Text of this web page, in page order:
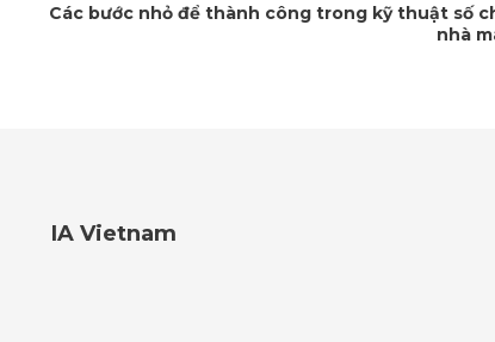
Các bước nhỏ để thành công trong kỹ thuật số
nhà
IA Vietnam